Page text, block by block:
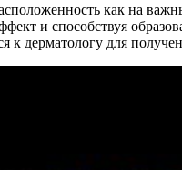
как на
и способствуя
к дерматологу для